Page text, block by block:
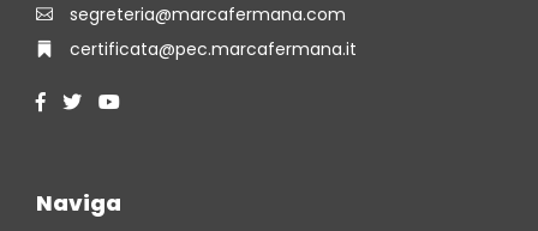
segreteria@marcafermana.com
certificata@pec.marcafermana.it
Naviga